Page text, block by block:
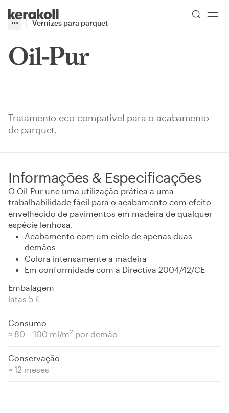
Go to Homepage
More
Toggle menu
Vernizes para parquet
Oil-Pur
Tratamento eco-compatível para o acabamento
de parquet.
Informações & Especificações
O Oil-Pur une uma utilização prática a uma
trabalhabilidade fácil para o acabamento com efeito
envelhecido de pavimentos em madeira de qualquer
espécie lenhosa.
Acabamento com um ciclo de apenas duas
demãos
Colora intensamente a madeira
Em conformidade com a Directiva 2004/42/CE
Embalagem
latas 5 ℓ
Consumo
≈ 80 – 100 ml/m2 por demão
Conservação
≈ 12 meses